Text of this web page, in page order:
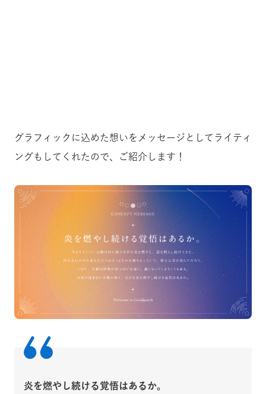
グラフィックに込めた想いをメッセージとしてライティ
ングもしてくれたので、ご紹介します！
炎を燃やし続ける覚悟はあるか。